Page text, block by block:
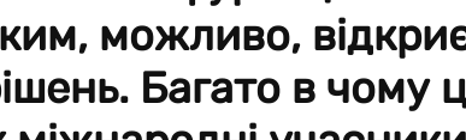
можливо,
Багато в чому